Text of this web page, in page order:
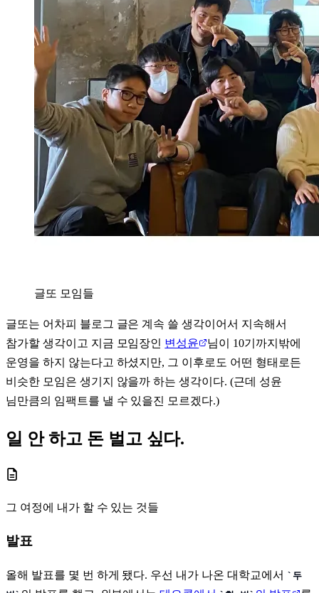
글또 모임들
글또는 어차피 블로그 글은 계속 쓸 생각이어서 지속해서
참가할 생각이고 지금 모임장인 변성윤
님이 10기까지밖에
운영을 하지 않는다고 하셨지만, 그 이후로도 어떤 형태로든
비슷한 모임은 생기지 않을까 하는 생각이다. (근데 성윤
님만큼의 임팩트를 낼 수 있을진 모르겠다.)
일 안 하고 돈 벌고 싶다.
그 여정에 내가 할 수 있는 것들
발표
올해 발표를 몇 번 하게 됐다. 우선 내가 나온 대학교에서
두